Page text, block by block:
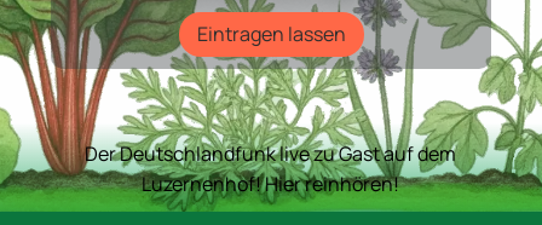
Eintragen lassen
Der Deutschlandfunk live zu Gast auf dem
Luzernenhof! Hier reinhören!